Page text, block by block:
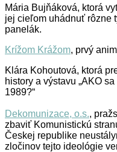
Mária Bujňáková, ktorá
jej cieľom uhádnuť rôzne
panelák.
Krížom Krážom, prvý
Klára Kohoutová, ktorá
history a výstavu „AKO
1989?“
Dekomunizace, o.s.,
zbaviť Komunistickú
Českej republike
zločinov tejto ideológie